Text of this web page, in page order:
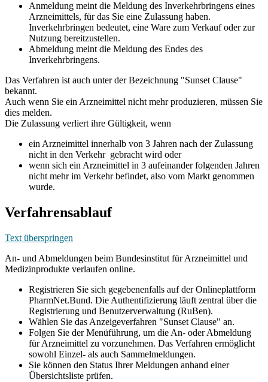
Anmeldung meint die Meldung des Inverkehrbringens eines
Arzneimittels, für das Sie eine Zulassung haben.
Inverkehrbringen bedeutet, eine Ware zum Verkauf oder zur
Nutzung bereitzustellen.
Abmeldung meint die Meldung des Endes des
Inverkehrbringens.
Das Verfahren ist auch unter der Bezeichnung "Sunset Clause"
bekannt.
Auch wenn Sie ein Arzneimittel nicht mehr produzieren, müssen Sie
dies melden.
Die Zulassung verliert ihre Gültigkeit, wenn
ein Arzneimittel innerhalb von 3 Jahren nach der Zulassung
nicht in den Verkehr gebracht wird oder
wenn sich ein Arzneimittel in 3 aufeinander folgenden Jahren
nicht mehr im Verkehr befindet, also vom Markt genommen
wurde.
Verfahrensablauf
Text überspringen
An- und Abmeldungen beim Bundesinstitut für Arzneimittel und
Medizinprodukte verlaufen online.
Registrieren Sie sich gegebenenfalls auf der Onlineplattform
PharmNet.Bund. Die Authentifizierung läuft zentral über die
Registrierung und Benutzerverwaltung (RuBen).
Wählen Sie das Anzeigeverfahren "Sunset Clause" an.
Folgen Sie der Menüführung, um die An- oder Abmeldung
für Arzneimittel zu vorzunehmen. Das Verfahren ermöglicht
sowohl Einzel- als auch Sammelmeldungen.
Sie können den Status Ihrer Meldungen anhand einer
Übersichtsliste prüfen.